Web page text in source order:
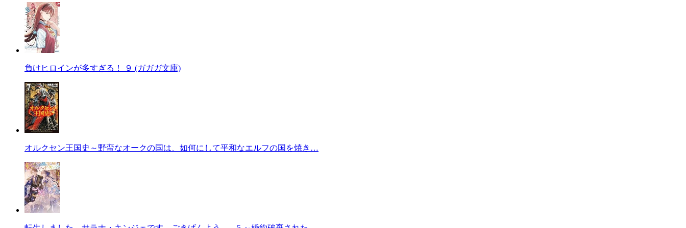
負けヒロインが多すぎる！ ９ (ガガガ文庫)
オルクセン王国史～野蛮なオークの国は、如何にして平和なエルフの国を焼き…